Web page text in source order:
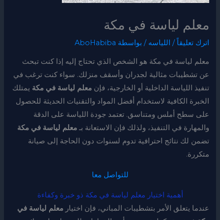
معلم لياسة في مكة
اترك تعليقاً / اللياسه / بواسطة AboHabiba
معلم لياسة في مكة هو الشخص الذي تحتاج إليه إذا كنت تبحث
عن تشطيبات مثالية لجدران وأسقف منزلك. سواء كنت ترغب في
تنفيذ اللياسة الداخلية أو الخارجية، فإنمعلم لياسة في مكة يمتلك
الخبرة الكافية لاستخدام أفضل المواد والتقنيات الحديثة للحصول
على سطح أملس ومتناسق. تعتمد جودة اللياسة على الدقة
والمهارة في التنفيذ، ولذلك فإن الاستعانة بـمعلم لياسة في مكة
تضمن لك نتائج احترافية تدوم لسنوات دون الحاجة إلى صيانة
متكررة.
للتواصل معا
أهمية اختيار معلم لياسة في مكة ذو خبرة وكفاءة
عندما يتعلق الأمر بتشطيبات المباني، فإن اختيارمعلم لياسة في